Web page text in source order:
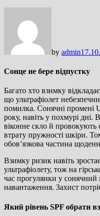
by admin
Сонце не бере відпустку
Багато хто взимку
що ультрафіолет
помилка. Сонячні промені
року, навіть у похмурі
віконне скло й провокують
втрату пружності шкіри.
обов’язкова частина
Взимку ризик навіть
ультрафіолету, тож на
час прогулянки у
навантаження. Захист
Який рівень SPF обрати